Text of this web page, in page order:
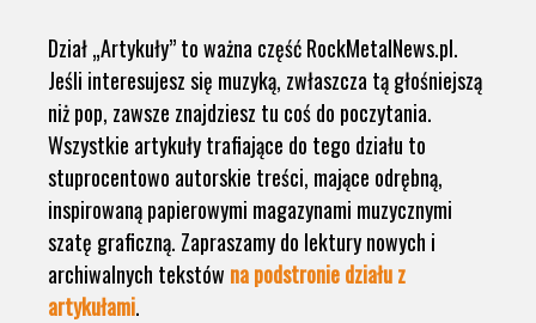
Dział „Artykuły” to ważna część RockMetalNews.pl.
Jeśli interesujesz się muzyką, zwłaszcza tą głośniejszą
niż pop, zawsze znajdziesz tu coś do poczytania.
Wszystkie artykuły trafiające do tego działu to
stuprocentowo autorskie treści, mające odrębną,
inspirowaną papierowymi magazynami muzycznymi
szatę graficzną. Zapraszamy do lektury nowych i
archiwalnych tekstów na podstronie działu z
artykułami.